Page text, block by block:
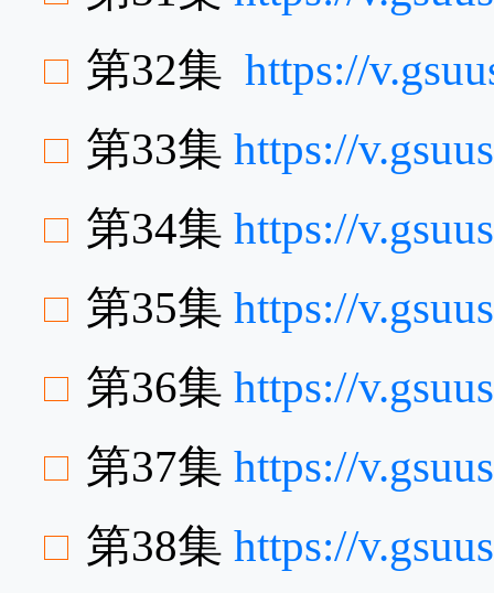
第32集 https://
第33集 https://
第34集 https://
第35集 https://
第36集 https://
第37集 https://
第38集 https://